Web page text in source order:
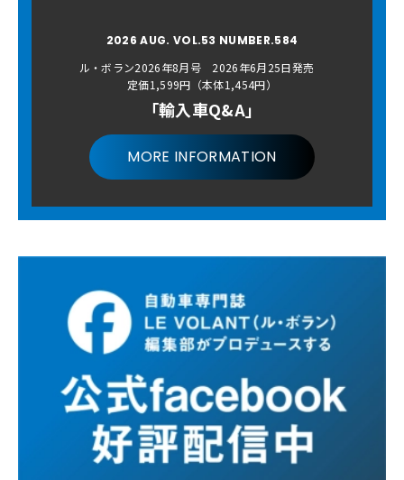
2026 AUG. VOL.53 NUMBER.584
ル・ボラン2026年8月号 2026年6月25日発売
定価1,599円（本体1,454円）
「輸入車Q&A」
MORE INFORMATION